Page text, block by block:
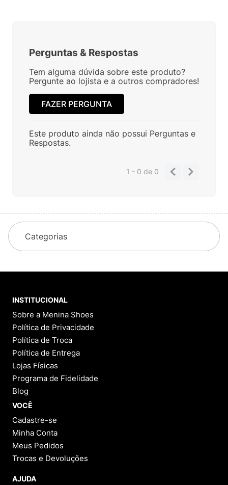
Perguntas & Respostas
Tem alguma dúvida sobre este produto?
Pergunte ao lojista e a outros compradores!
FAZER PERGUNTA
Este produto ainda não possui Perguntas e
Respostas.
1 - 0de 0
Categorias
INSTITUCIONAL
Sobre a Menina Shoes
Política de Privacidade
Política de Troca
Política de Entrega
Lojas Físicas
Programa de Fidelidade
Blog
VOCÊ
Cadastre-se
Minha Conta
Meus Pedidos
Trocas e Devoluções
AJUDA